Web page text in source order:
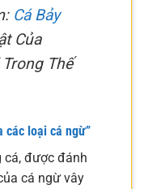
Cá Bảy
Của
Thế
các loại cá ngừ”
cá, được đánh
cá ngừ vây